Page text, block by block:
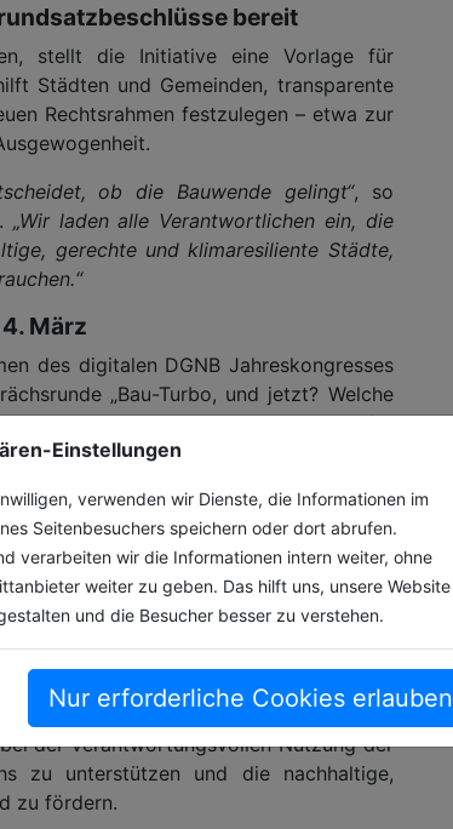
Einstellungen
verwenden wir Dienste, die Informationen im
Seitenbesuchers speichern oder dort abrufen.
verarbeiten wir die Informationen intern weiter, ohne
weiter zu geben. Das hilft uns, unsere Website
und die Besucher besser zu verstehen.
Nur erforderliche Cookies erlauben
bereit
stellt die Initiative eine Vorlage für
Städten und Gemeinden, transparente
Rechtsrahmen festzulegen – etwa zur
ob die Bauwende gelingt“, so
„Wir laden alle Verantwortlichen ein, die
gerechte und klimaresiliente Städte,
März
des digitalen DGNB Jahreskongresses
„Bau-Turbo, und jetzt? Welche
Mit dabei sind Leon Beck, Architects for
im Bundestag e.V. und Sylvia Pilarsky-
zur kostenlosen Teilnahme erfolgt
ist im Nachgang auf dem YouTube-
von Architects for Future e.V. (A4F),
(BAK), der Deutschen
dem Bund für Umwelt und Naturschutz
der verantwortungsvollen Nutzung der
zu unterstützen und die nachhaltige,
zu fördern.